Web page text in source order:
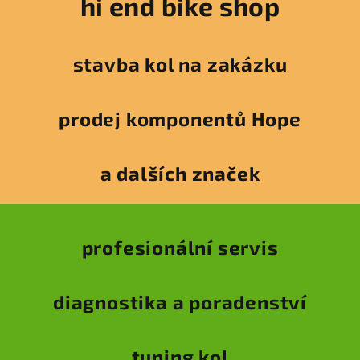
stavba kol na zakázku
prodej komponentů Hope
a dalších značek
profesionální servis
diagnostika a poradenství